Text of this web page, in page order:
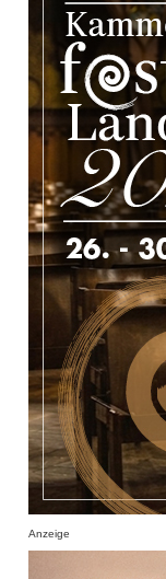
Anzeige